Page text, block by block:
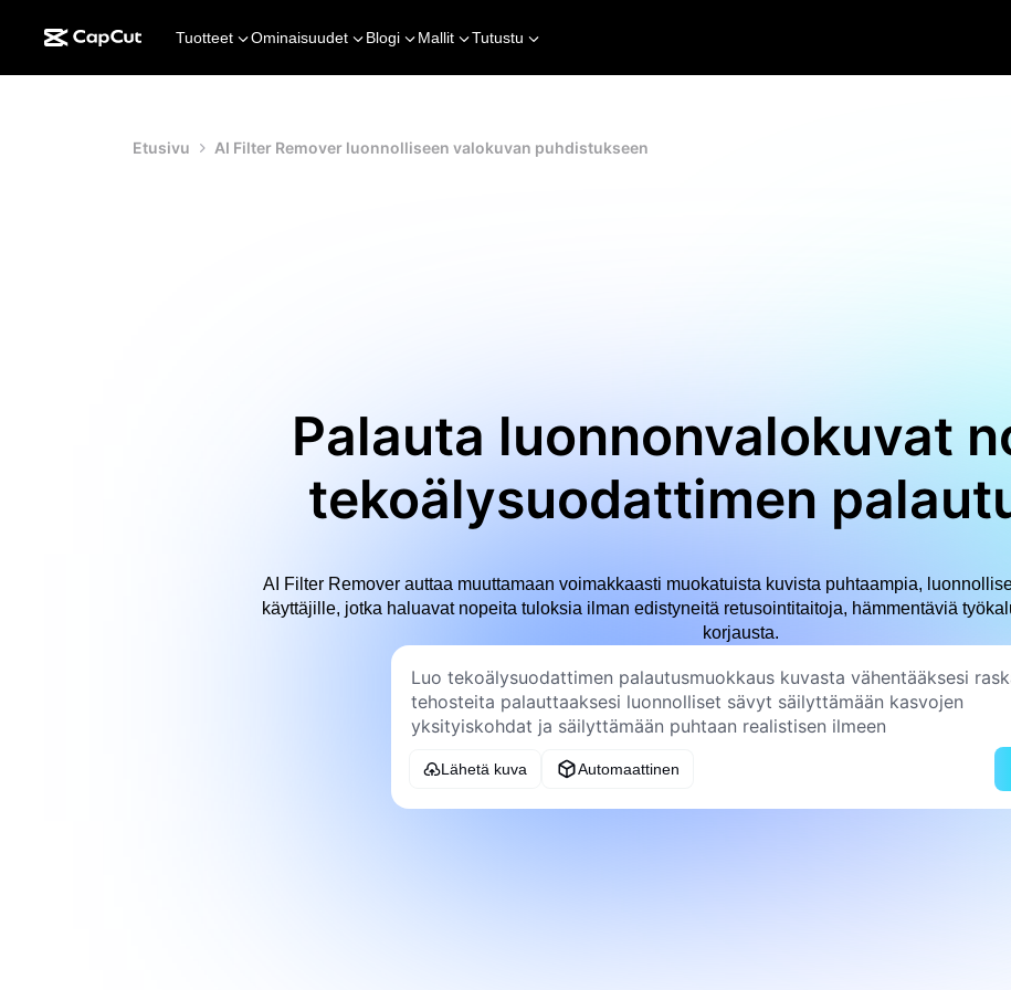
Tuotteet Ominaisuudet Blogi Mallit Tutustu
Etusivu AI Filter Remover luonnolliseen valokuvan puhdistukseen
Palauta luonnonvalokuvat
tekoälysuodattimen
AI Filter Remover auttaa muuttamaan voimakkaasti muokatuista kuvista puhtaampia,
käyttäjille, jotka haluavat nopeita tuloksia ilman edistyneitä retusointitaitoja, hämmentäviä
korjausta.
Lähetä kuva Automaattinen